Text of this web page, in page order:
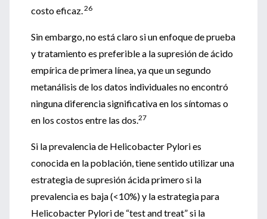
costo eficaz.26
Sin embargo, no está claro si un enfoque de prueba
y tratamiento es preferible a la supresión de ácido
empírica de primera línea, ya que un segundo
metanálisis de los datos individuales no encontró
ninguna diferencia significativa en los síntomas o
en los costos entre las dos.27
Si la prevalencia de Helicobacter Pylori es
conocida en la población, tiene sentido utilizar una
estrategia de supresión ácida primero si la
prevalencia es baja (<10%) y la estrategia para
Helicobacter Pylori de “test and treat” si la